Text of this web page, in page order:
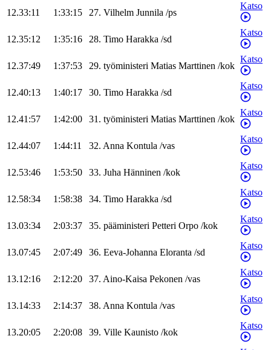
12.33:11 1:33:15 27. Vilhelm Junnila /ps
Katso
12.35:12 1:35:16 28. Timo Harakka /sd
Katso
12.37:49 1:37:53 29. työministeri Matias Marttinen /kok
Katso
12.40:13 1:40:17 30. Timo Harakka /sd
Katso
12.41:57 1:42:00 31. työministeri Matias Marttinen /kok
Katso
12.44:07 1:44:11 32. Anna Kontula /vas
Katso
12.53:46 1:53:50 33. Juha Hänninen /kok
Katso
12.58:34 1:58:38 34. Timo Harakka /sd
Katso
13.03:34 2:03:37 35. pääministeri Petteri Orpo /kok
Katso
13.07:45 2:07:49 36. Eeva-Johanna Eloranta /sd
Katso
13.12:16 2:12:20 37. Aino-Kaisa Pekonen /vas
Katso
13.14:33 2:14:37 38. Anna Kontula /vas
Katso
13.20:05 2:20:08 39. Ville Kaunisto /kok
Katso